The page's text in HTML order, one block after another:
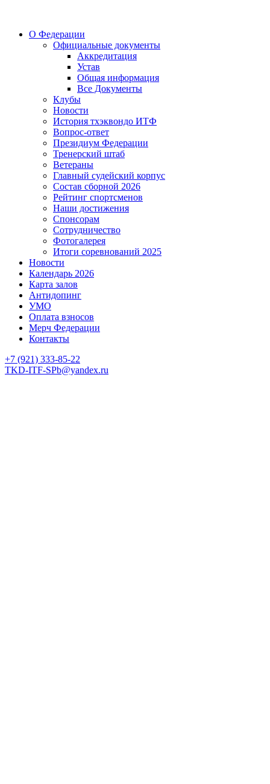
О Федерации
Официальные документы
Аккредитация
Устав
Общая информация
Все Документы
Клубы
Новости
История тхэквондо ИТФ
Вопрос-ответ
Президиум Федерации
Тренерский штаб
Ветераны
Главный судейский корпус
Состав сборной 2026
Рейтинг спортсменов
Наши достижения
Спонсорам
Сотрудничество
Фотогалерея
Итоги соревнований 2025
Новости
Календарь 2026
Карта залов
Антидопинг
УМО
Оплата взносов
Мерч Федерации
Контакты
+7 (921) 333-85-22
TKD-ITF-SPb@yandex.ru